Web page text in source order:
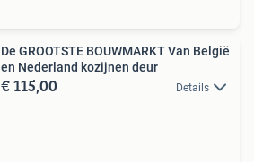
De GROOTSTE BOUWMARKT Van België
en Nederland kozijnen deur
€ 115,00 Details